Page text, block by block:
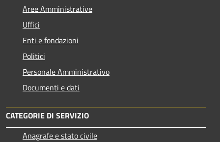
Aree Amministrative
Uffici
Enti e fondazioni
Politici
Personale Amministrativo
Documenti e dati
CATEGORIE DI SERVIZIO
Anagrafe e stato civile